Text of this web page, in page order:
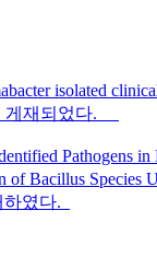
isolated
게재되었다.
Pathogens
Bacillus Species
하였다.